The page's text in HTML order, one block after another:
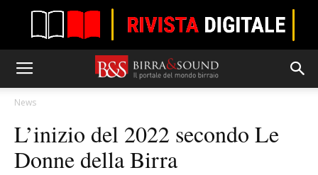
News
L’inizio del 2022 secondo Le
Donne della Birra